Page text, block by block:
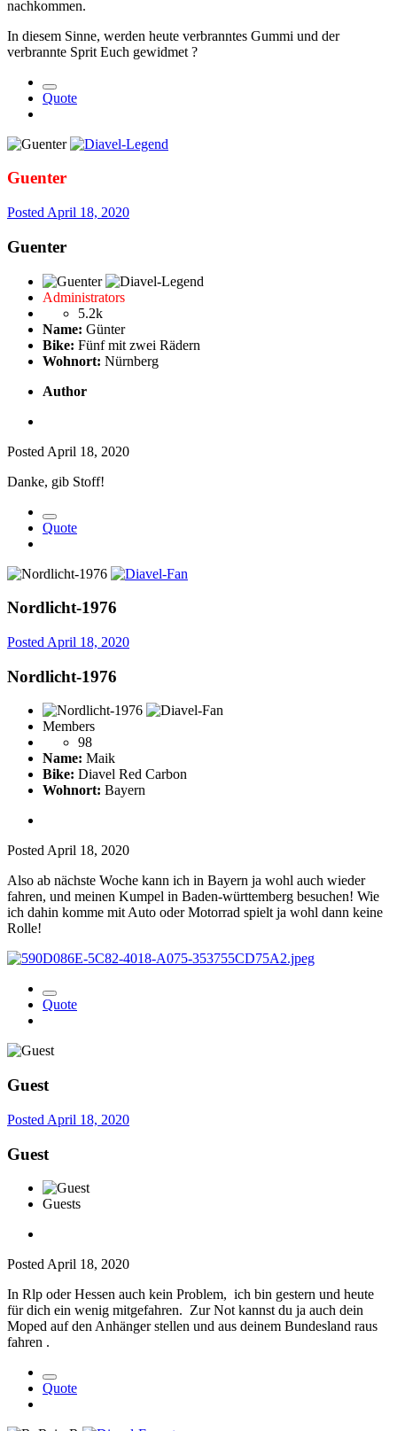
nachkommen.
In diesem Sinne, werden heute verbranntes Gummi und der
verbrannte Sprit Euch gewidmet ?
Quote
Guenter
Posted April 18, 2020
Guenter
Administrators
5.2k
Name: Günter
Bike: Fünf mit zwei Rädern
Wohnort: Nürnberg
Author
Posted April 18, 2020
Danke, gib Stoff!
Quote
Nordlicht-1976
Posted April 18, 2020
Nordlicht-1976
Members
98
Name: Maik
Bike: Diavel Red Carbon
Wohnort: Bayern
PostedApril 18, 2020
Also ab nächste Woche kann ich in Bayern ja wohl auch wieder
fahren, und meinen Kumpel in Baden-württemberg besuchen! Wie
ich dahin komme mit Auto oder Motorrad spielt ja wohl dann keine
Rolle!
Quote
Guest
Posted April 18, 2020
Guest
Guests
Posted April 18, 2020
In Rlp oder Hessen auch kein Problem, ich bin gestern und heute
für dich ein wenig mitgefahren. Zur Not kannst du ja auch dein
Moped auf den Anhänger stellen und aus deinem Bundesland raus
fahren .
Quote